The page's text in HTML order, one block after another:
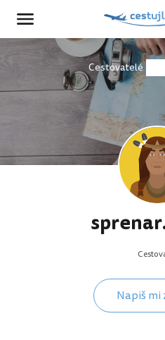
Cestovatelé
Napiš mi